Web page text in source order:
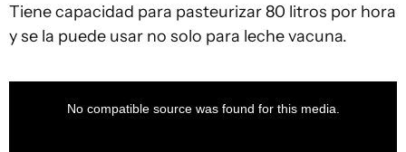
Tiene capacidad para pasteurizar 80 litros por hora
y se la puede usar no solo para leche vacuna.
No compatible source was found for this media.